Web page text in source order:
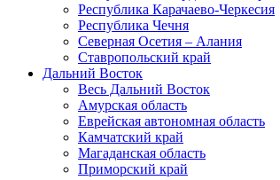
Республика Карачаево-Черкесия
Республика Чечня
Северная Осетия – Алания
Ставропольский край
Дальний Восток
Весь Дальний Восток
Амурская область
Еврейская автономная область
Камчатский край
Магаданская область
Приморский край